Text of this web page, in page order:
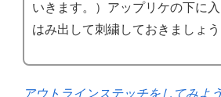
いきます。）アップリケの下に
はみ出して刺繍しておきましょ
アウトラインステッチをしてみよ